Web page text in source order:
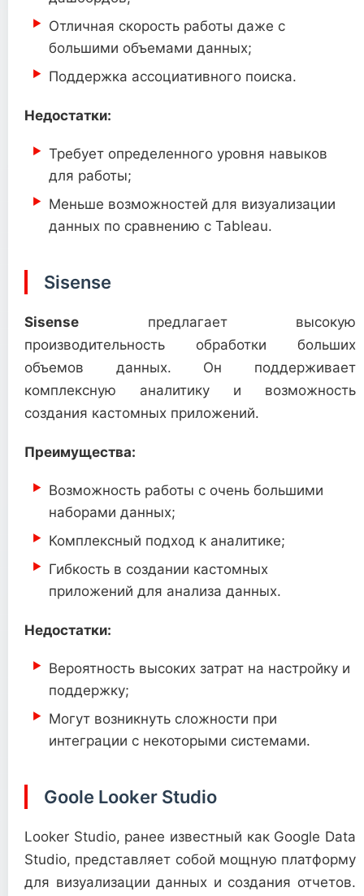
Отличная скорость работы даже с
большими объемами данных;
Поддержка ассоциативного поиска.
Недостатки:
Требует определенного уровня навыков
для работы;
Меньше возможностей для визуализации
данных по сравнению с Tableau.
Sisense
Sisense предлагает высокую
производительность обработки больших
объемов данных. Он поддерживает
комплексную аналитику и возможность
создания кастомных приложений.
Преимущества:
Возможность работы с очень большими
наборами данных;
Комплексный подход к аналитике;
Гибкость в создании кастомных
приложений для анализа данных.
Недостатки:
Вероятность высоких затрат на настройку и
поддержку;
Могут возникнуть сложности при
интеграции с некоторыми системами.
Goole Looker Studio
Looker Studio, ранее известный как Google Data
Studio, представляет собой мощную платформу
для визуализации данных и создания отчетов.